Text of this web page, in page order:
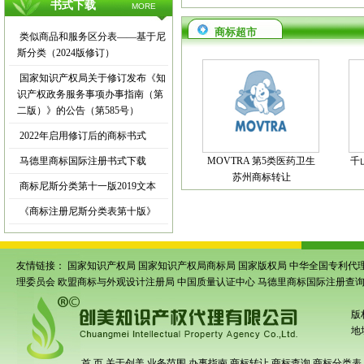
书式下载 MORE
类似商品和服务区分表——基于尼
斯分类（2024版修订）
国家知识产权局关于修订发布《知
识产权政务服务事项办事指南（第
二版）》的公告（第585号）
2022年启用修订后的商标书式
马德里商标国际注册书式下载
商标尼斯分类第十一版2019文本
《商标注册尼斯分类表第十版》
商标超市
MOVTRA 第5类医药卫生
苏州商标转让
千
友情链接： 国家知识产权局 国家知识产权局商标局 国家版权局 中华全国专利代
理委员会 欧盟商标与外观设计注册局 中国质量认证中心 马德里商标国际注册查询
版
地